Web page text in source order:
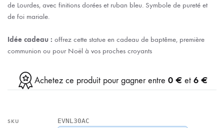
de Lourdes, avec finitions dorées et ruban bleu. Symbole de pureté et
de foi mariale.
Idée cadeau : offrez cette statue en cadeau de baptême, première
communion ou pour Noël à vos proches croyants
Achetez ce produit pour gagner entre 0 € et 6 €
SKU EVNL30AC